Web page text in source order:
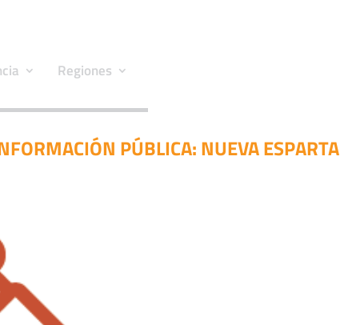
Regiones
PÚBLICA: NUEVA ESPARTA